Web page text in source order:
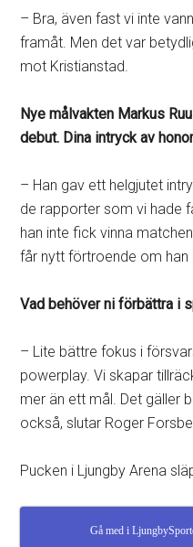
– Bra, även fast vi inte
framåt. Men det var
mot Kristianstad.
Nye målvakten Markus
debut. Dina intryck av
– Han gav ett helgjutet
de rapporter som vi hade
han inte fick vinna
får nytt förtroende om han
Vad behöver ni förbättra i
– Lite bättre fokus i
powerplay. Vi skapar
mer än ett mål. Det gäller
också, slutar Roger
Pucken i Ljungby Arena
Gå med i